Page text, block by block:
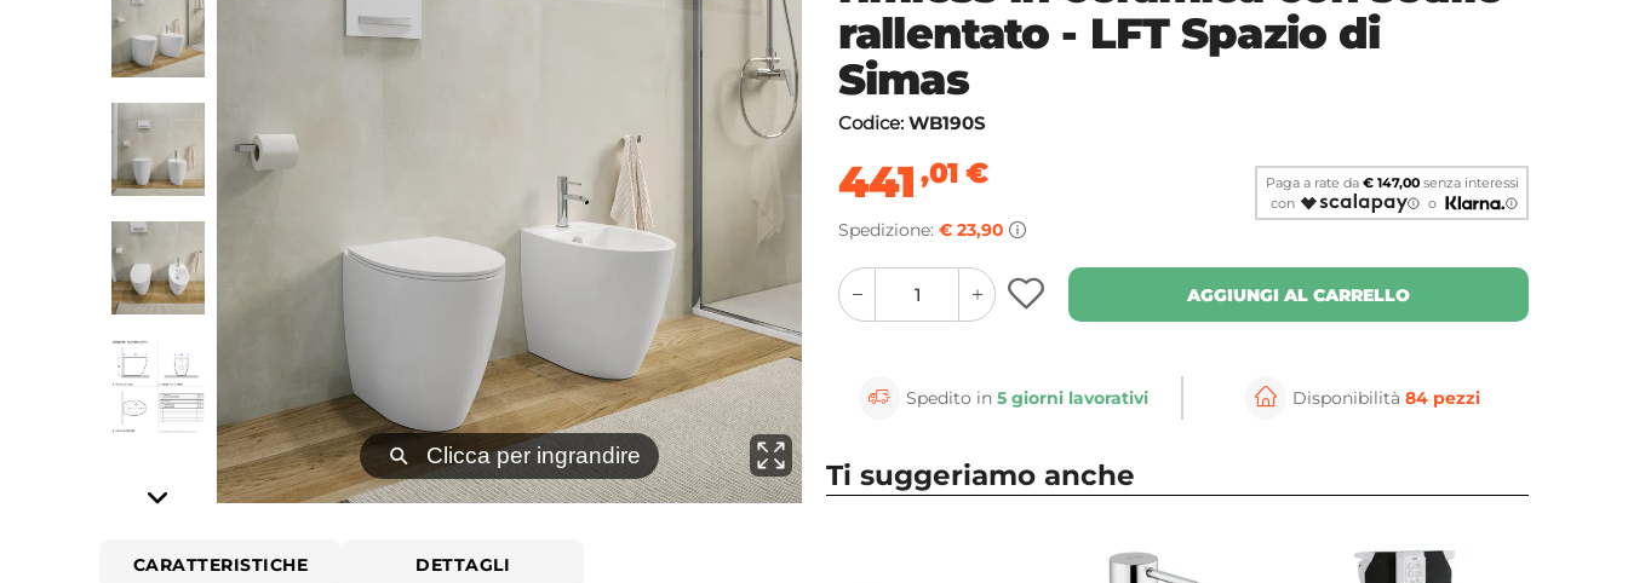
⚲ Clicca per ingrandire ⚲
CARATTERISTICHE DETTAGLI
rallentato - LFT Spazio di
Simas
Codice: WB190S
441,01 €
Spedizione: € 23,90
Paga a rate da € 147,00senza interessi
con
o
quantity
button
quantity
minus
button
AGGIUNGI AL CARRELLO
Spedito in5 giorni lavorativi Disponibilità 84 pezzi
Ti suggeriamo anche